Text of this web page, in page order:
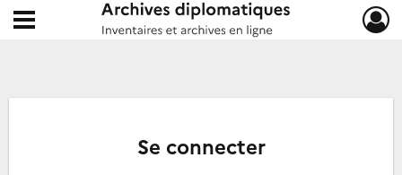
Archives diplomatiques
Ouvrir le menu déroulant
Se connecter